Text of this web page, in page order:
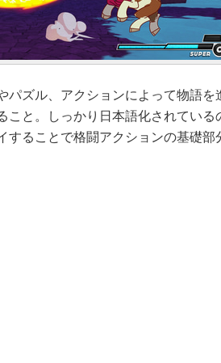
ズル、アクションによって物語を
こと。しっかり日本語化されている
することで格闘アクションの基礎部